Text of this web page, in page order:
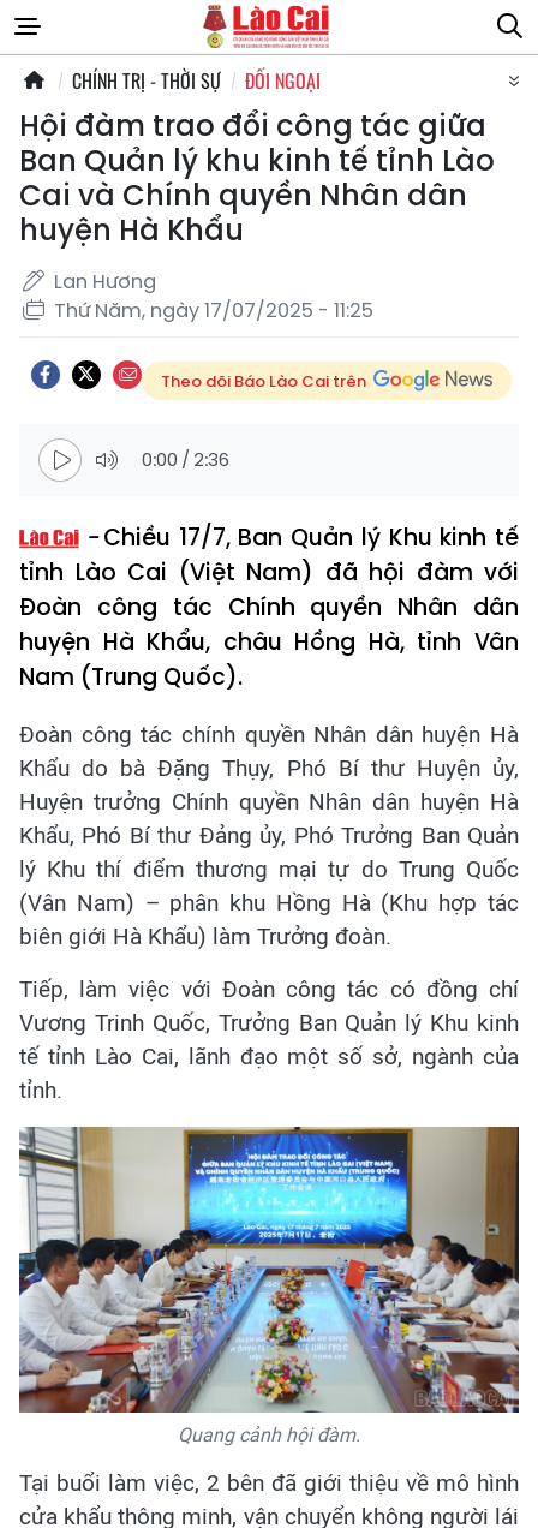
CHÍNH TRỊ - THỜI SỰ ĐỐI NGOẠI
Hội đàm trao đổi công tác giữa
Ban Quản lý khu kinh tế tỉnh Lào
Cai và Chính quyền Nhân dân
huyện Hà Khẩu
Lan Hương
Thứ Năm, ngày 17/07/2025 - 11:25
Theo dõi Báo Lào Cai trên
0:00 / 2:36
Chiều 17/7, Ban Quản lý Khu kinh tế
tỉnh Lào Cai (Việt Nam) đã hội đàm với
Đoàn công tác Chính quyền Nhân dân
huyện Hà Khẩu, châu Hồng Hà, tỉnh Vân
Nam (Trung Quốc).
Đoàn công tác chính quyền Nhân dân huyện Hà
Khẩu do bà Đặng Thụy, Phó Bí thư Huyện ủy,
Huyện trưởng Chính quyền Nhân dân huyện Hà
Khẩu, Phó Bí thư Đảng ủy, Phó Trưởng Ban Quản
lý Khu thí điểm thương mại tự do Trung Quốc
(Vân Nam) – phân khu Hồng Hà (Khu hợp tác
biên giới Hà Khẩu) làm Trưởng đoàn.
Tiếp, làm việc với Đoàn công tác có đồng chí
Vương Trinh Quốc, Trưởng Ban Quản lý Khu kinh
tế tỉnh Lào Cai, lãnh đạo một số sở, ngành của
tỉnh.
Quang cảnh hội đàm.
Tại buổi làm việc, 2 bên đã giới thiệu về mô hình
cửa khẩu thông minh, vận chuyển không người lái